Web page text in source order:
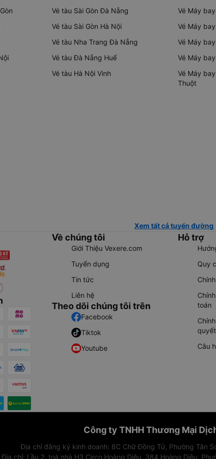
Vé tàu Sài Gòn Đà Nẵng
Vé tàu Sài Gòn Hà Nội
Vé tàu Nha Trang Đà Nẵng
Vé tàu Đà Nẵng Huế
Vé tàu Hà Nội Vinh
Vé Máy
Vé Máy
Vé Máy
Vé Máy
Vé Máy
Thuột
Xem tất cả tuyến đường
Về chúng tôi
Giới Thiệu Vexere.com
Tuyển dụng
Tin tức
Liên hệ
Theo dõi chúng tôi trên
Facebook
Tiktok
Youtube
Hỗ trợ
Quy
toán
Câu
Công ty TNHH Thương Mại
Địa chỉ đăng ký kinh doanh: 8C Chữ Đồng Tử, Phường Tân
Địa chỉ: Lầu 2, toà nhà H3 Circo Hoàng Diệu, 384 Hoàng Diệu,